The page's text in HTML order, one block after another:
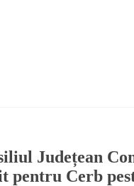
Județean
pentru Cerb